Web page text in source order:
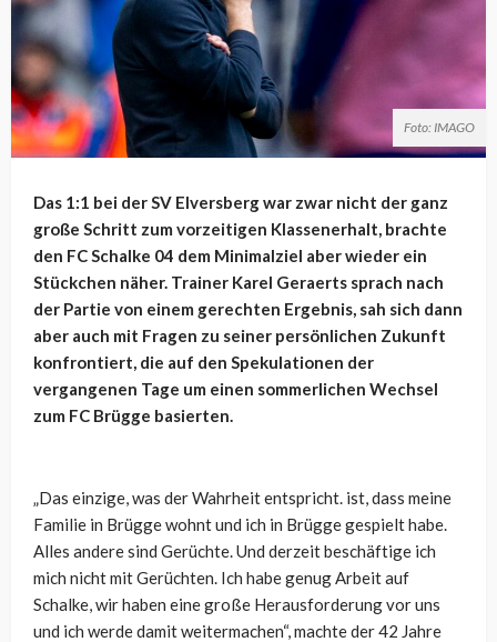
Foto: IMAGO
Das 1:1 bei der SV Elversberg war zwar nicht der ganz
große Schritt zum vorzeitigen Klassenerhalt, brachte
den FC Schalke 04 dem Minimalziel aber wieder ein
Stückchen näher. Trainer Karel Geraerts sprach nach
der Partie von einem gerechten Ergebnis, sah sich dann
aber auch mit Fragen zu seiner persönlichen Zukunft
konfrontiert, die auf den Spekulationen der
vergangenen Tage um einen sommerlichen Wechsel
zum FC Brügge basierten.
„Das einzige, was der Wahrheit entspricht. ist, dass meine
Familie in Brügge wohnt und ich in Brügge gespielt habe.
Alles andere sind Gerüchte. Und derzeit beschäftige ich
mich nicht mit Gerüchten. Ich habe genug Arbeit auf
Schalke, wir haben eine große Herausforderung vor uns
und ich werde damit weitermachen“, machte der 42 Jahre